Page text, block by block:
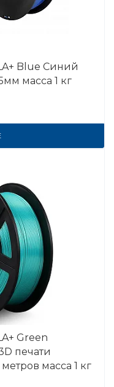
Blue Синий
масса 1 кг
Green
печати
масса 1 кг